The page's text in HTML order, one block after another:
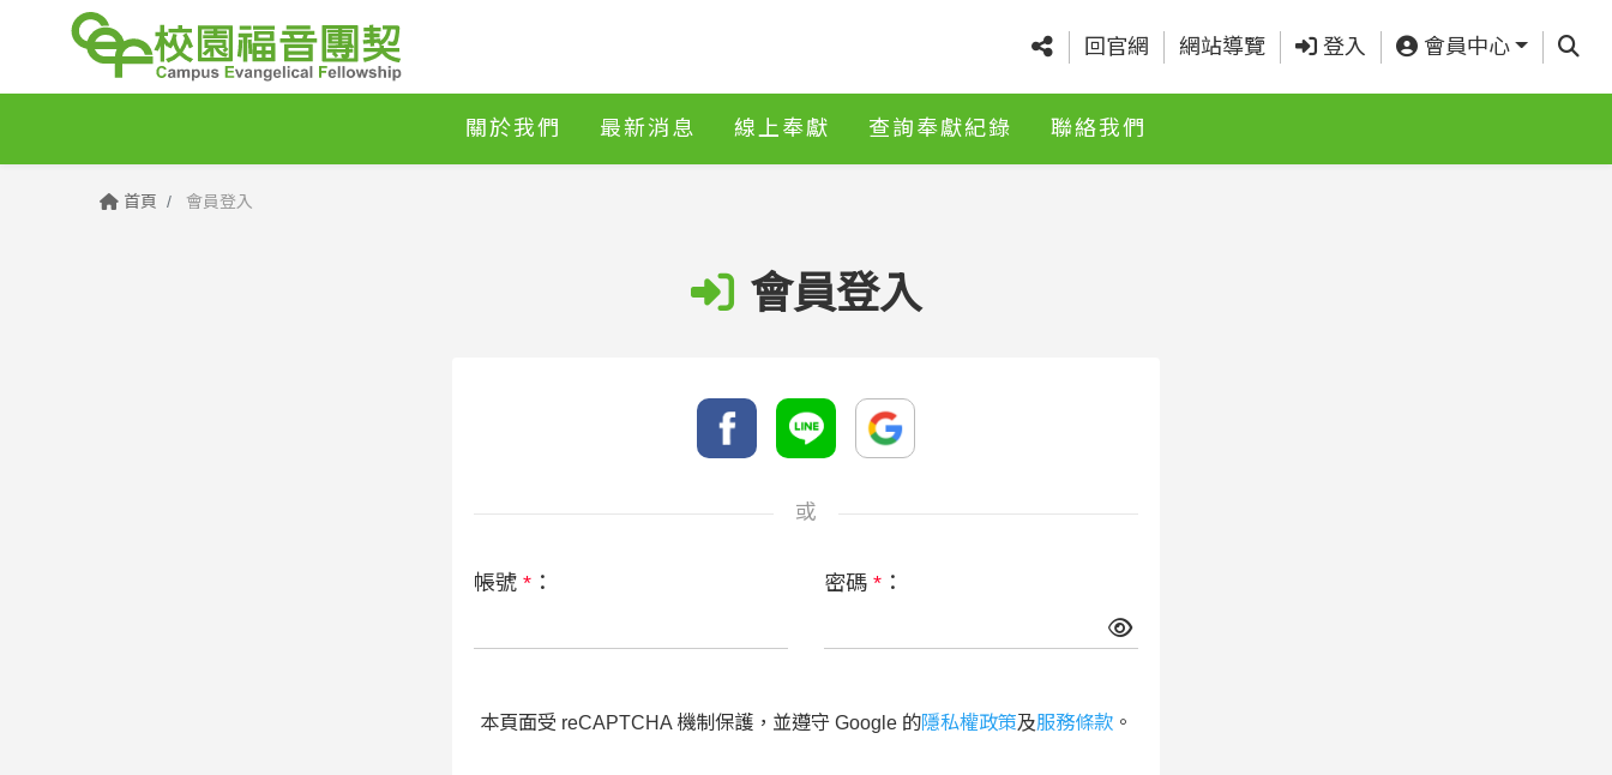
回官網 網站導覽 登入 會員中心 查詢
關於我們 最新消息 線上奉獻 查詢奉獻紀錄 聯絡我們
首頁 會員登入
會員登入
或
帳號 * ： 密碼 * ：
本頁面受 reCAPTCHA 機制保護，並遵守 Google 的隱私權政策及服務條款 。